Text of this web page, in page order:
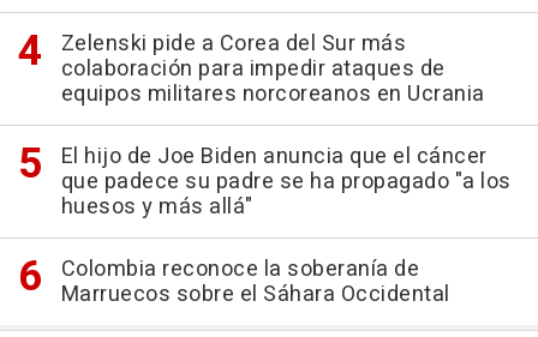
Zelenski pide a Corea del Sur más
colaboración para impedir ataques de
equipos militares norcoreanos en Ucrania
El hijo de Joe Biden anuncia que el cáncer
que padece su padre se ha propagado "a los
huesos y más allá"
Colombia reconoce la soberanía de
Marruecos sobre el Sáhara Occidental